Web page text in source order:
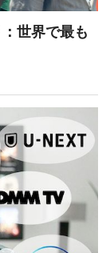
世界で最も